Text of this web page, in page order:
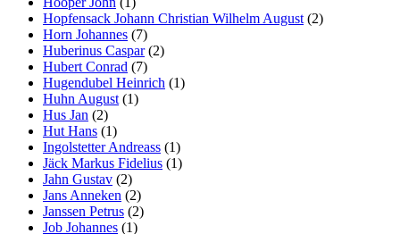
Hopfensack Johann Christian Wilhelm August (2)
Horn Johannes (7)
Huberinus Caspar(2)
Hubert Conrad (7)
Hugendubel Heinrich (1)
Huhn August (1)
Hus Jan (2)
Hut Hans (1)
Ingolstetter Andreass (1)
Jäck Markus Fidelius (1)
Jahn Gustav (2)
Jans Anneken (2)
Janssen Petrus (2)
Job Johannes (1)